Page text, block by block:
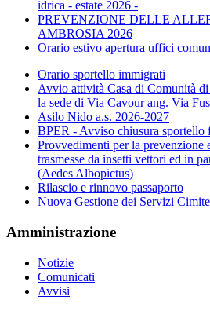
idrica - estate 2026 -
PREVENZIONE DELLE
AMBROSIA 2026
Orario estivo apertura uffici
Orario sportello immigrati
Avvio attività Casa di Comunità
la sede di Via Cavour ang. Via
Asilo Nido a.s. 2026-2027
BPER - Avviso chiusura sportello
Provvedimenti per la prevenzione
trasmesse da insetti vettori ed in
(Aedes Albopictus)
Rilascio e rinnovo passaporto
Nuova Gestione dei Servizi
Amministrazione
Notizie
Comunicati
Avvisi